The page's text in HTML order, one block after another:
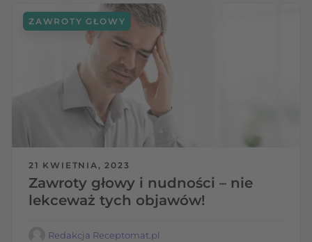
21 KWIETNIA, 2023
Zawroty głowy i nudności – nie
lekceważ tych objawów!
ZAWROTY GŁOWY
Redakcja Receptomat.pl